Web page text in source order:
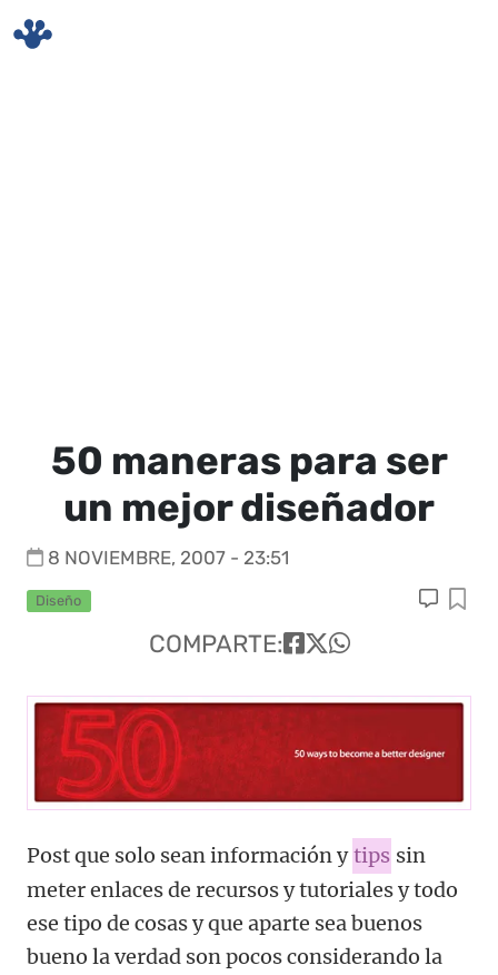
50 maneras para ser
un mejor diseñador
8 NOVIEMBRE, 2007 - 23:51
Diseño
COMPARTE:
Post que solo sean información ytips sin
meter enlaces de recursos y tutoriales y todo
ese tipo de cosas y que aparte sea buenos
bueno la verdad son pocos considerando la